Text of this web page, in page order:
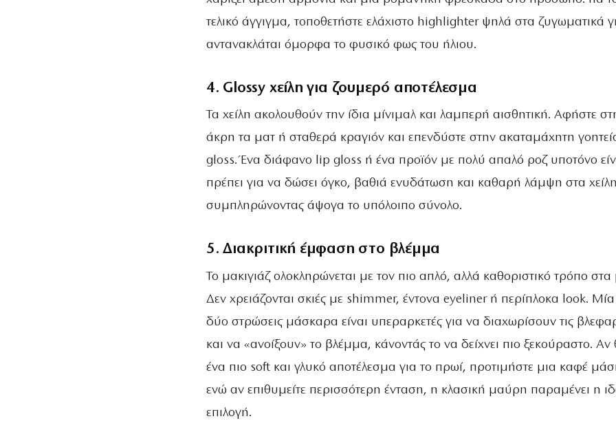
τελικό άγγιγμα, τοποθετήστε ελάχιστο highlighter ψηλά στα ζυγωματικά
αντανακλάται όμορφα το φυσικό φως του ήλιου.
4. Glossy χείλη για ζουμερό αποτέλεσμα
Τα χείλη ακολουθούν την ίδια μίνιμαλ και λαμπερή αισθητική. Αφήστε
άκρη τα ματ ή σταθερά κραγιόν και επενδύστε στην ακαταμάχητη
gloss. Ένα διάφανο lip gloss ή ένα προϊόν με πολύ απαλό ροζ υποτόνο
πρέπει για να δώσει όγκο, βαθιά ενυδάτωση και καθαρή λάμψη στα
συμπληρώνοντας άψογα το υπόλοιπο σύνολο.
5. Διακριτική έμφαση στο βλέμμα
Το μακιγιάζ ολοκληρώνεται με τον πιο απλό, αλλά καθοριστικό τρόπο στα
Δεν χρειάζονται σκιές με shimmer, έντονα eyeliner ή περίπλοκα look.
δύο στρώσεις μάσκαρα είναι υπεραρκετές για να διαχωρίσουν τις
και να «ανοίξουν» το βλέμμα, κάνοντάς το να δείχνει πιο ξεκούραστο. Αν
ένα πιο soft και γλυκό αποτέλεσμα για το πρωί, προτιμήστε μια καφέ
ενώ αν επιθυμείτε περισσότερη ένταση, η κλασική μαύρη παραμένει η
επιλογή.